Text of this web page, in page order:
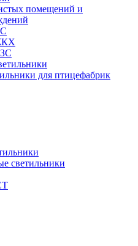
помещений и
для птицефабрик
светильники